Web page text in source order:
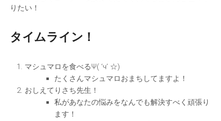
りたい！
タイムライン！
マシュマロを食べるΨ( ‘ч’ ☆)
たくさんマシュマロおまちしてますよ！
おしえてりさち先生！
私があなたの悩みをなんでも解決すべく頑張り
ます！